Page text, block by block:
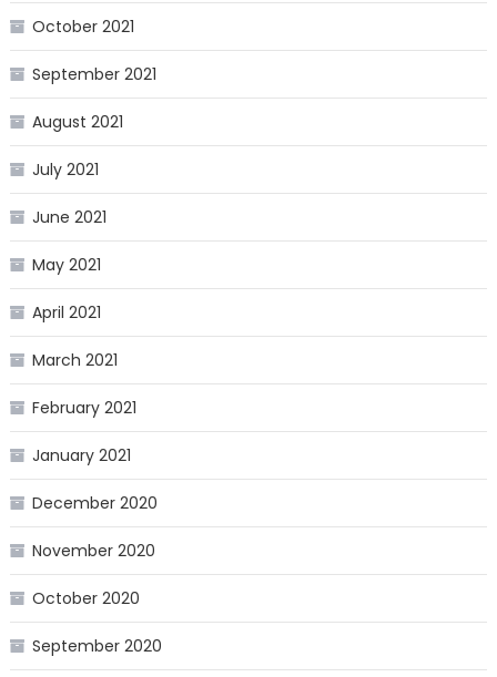
October 2021
September 2021
August 2021
July 2021
June 2021
May 2021
April 2021
March 2021
February 2021
January 2021
December 2020
November 2020
October 2020
September 2020